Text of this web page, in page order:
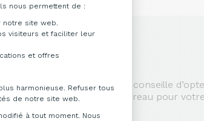
nous permettent de :
site web.
visiteurs et faciliter leur
et offres
harmonieuse. Refuser tous
de notre site web.
à tout moment. Nous
France Bureau vous conseille
en aménagement de bureau pour